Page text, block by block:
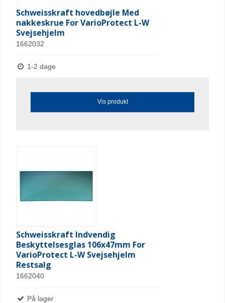
Schweisskraft hovedbøjle Med
nakkeskrue For VarioProtect L-W
Svejsehjelm
1662032
1-2 dage
Vis produkt
Schweisskraft Indvendig
Beskyttelsesglas 106x47mm For
VarioProtect L-W Svejsehjelm
Restsalg
1662040
På lager